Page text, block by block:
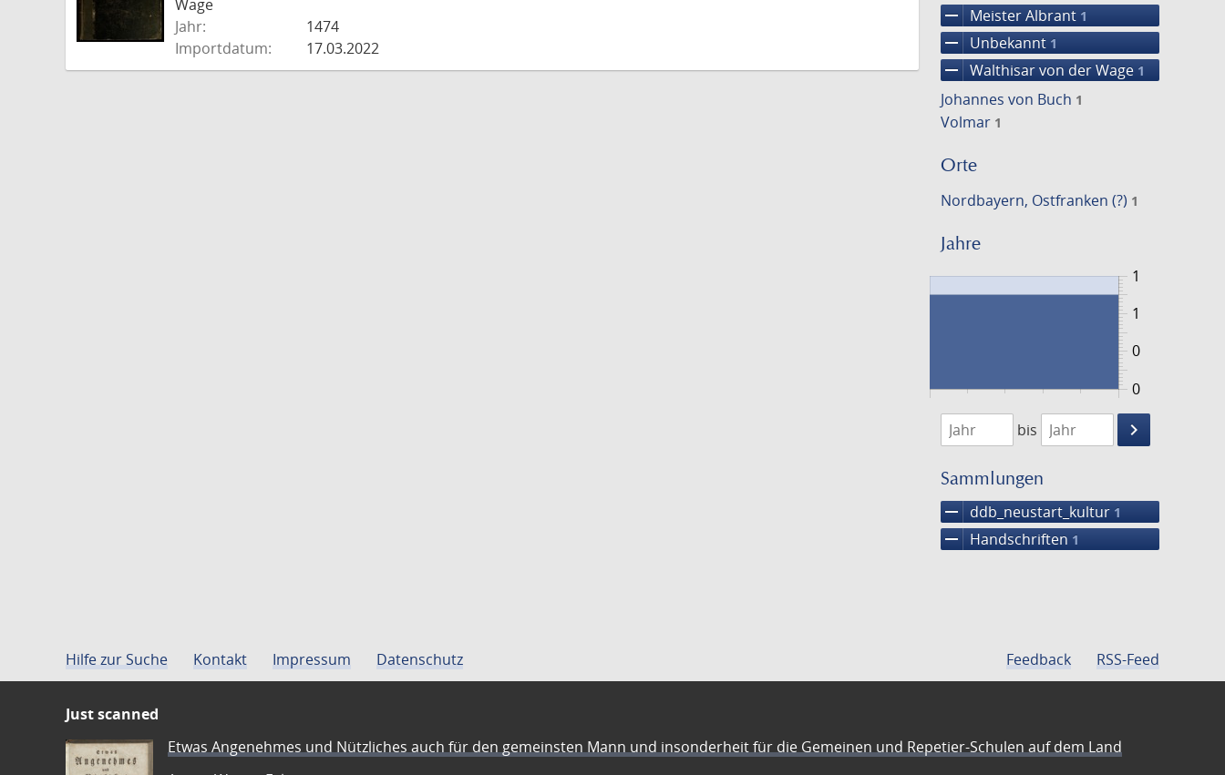
remove Meister Albrant 1
remove Unbekannt 1
remove Walthisar von der Wage 1
Johannes von Buch 1
Volmar 1
Orte
Nordbayern, Ostfranken (?) 1
Jahre
0
1
0
1
1474
1475
bis
keyboard_arrow_right
Suche
Sammlungen
remove ddb_neustart_kultur 1
remove Handschriften 1
Wage
Jahr:
1474
Importdatum:
17.03.2022
Hilfe zur Suche Kontakt Impressum Datenschutz Feedback RSS-Feed
Just scanned
Etwas Angenehmes und Nützliches auch für den gemeinsten Mann und insonderheit für die Gemeinen und Repetier-Schulen auf dem Land